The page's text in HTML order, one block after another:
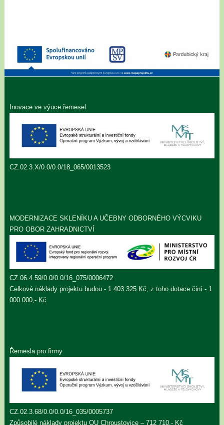
Inovace ve výuce řemesel
CZ.02.3.X/0.0/0.0/18_065/0013523
MODERNIZACE SKLENÍKU A UČEBNY ODBORNÉHO VÝCVIKU
PRO OBOR ZAHRADNICTVÍ
CZ.06.4.59/0.0/0.0/16_075/0006472
Celkové náklady projektu budou - 1 403 325 Kč, z toho dotace činí - 1
000 000,- Kč
Řemesla pro firmy
CZ.02.3.68/0.0/0.0/16_035/0005737
Způsobilé náklady projektu OU Chroustovice – 712 710,- Kč